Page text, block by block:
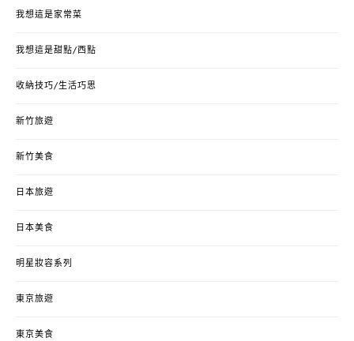
我想這是家常菜
我想這是甜點/西點
收納技巧/生活巧思
新竹旅遊
新竹美食
日本旅遊
日本美食
明星妝容系列
東京旅遊
東京美食